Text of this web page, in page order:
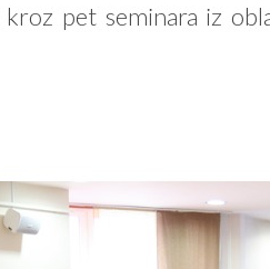
pet seminara iz